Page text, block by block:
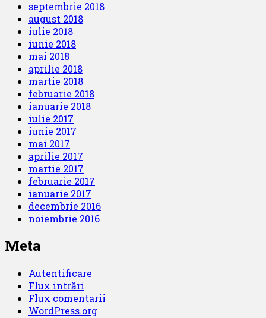
septembrie 2018
august 2018
iulie 2018
iunie 2018
mai 2018
aprilie 2018
martie 2018
februarie 2018
ianuarie 2018
iulie 2017
iunie 2017
mai 2017
aprilie 2017
martie 2017
februarie 2017
ianuarie 2017
decembrie 2016
noiembrie 2016
Meta
Autentificare
Flux intrări
Flux comentarii
WordPress.org